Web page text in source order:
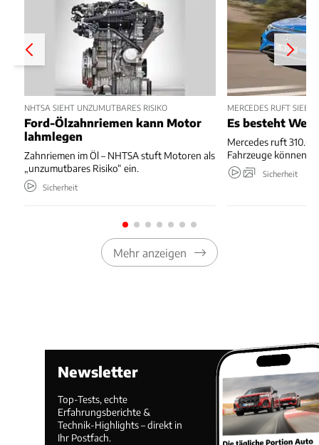
NHTSA SIEHT UNZUMUTBARES RISIKO
Ford-Ölzahnriemen kann Motor
lahmlegen
Zahnriemen im Öl – NHTSA stuft Motoren als
„unzumutbares Risiko“ ein.
Sicherheit
MERCEDES RUFT
Es besteht
Mercedes ruft
Fahrzeuge können
Sicherheit
Mehr anzeigen
Newsletter
Top-Tests, echte
Erfahrungsberichte &
Technik-Highlights – direkt in
Ihr Postfach.